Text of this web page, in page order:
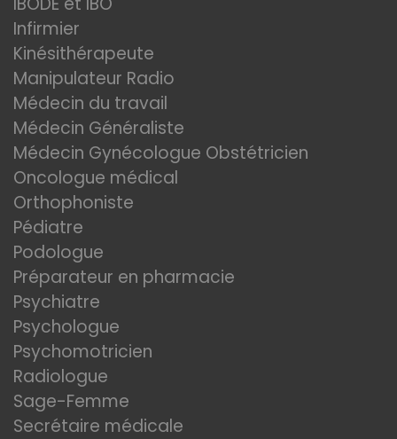
Infirmier
Kinésithérapeute
Manipulateur Radio
Médecin du travail
Médecin Généraliste
Médecin Gynécologue Obstétricien
Oncologue médical
Orthophoniste
Pédiatre
Podologue
Préparateur en pharmacie
Psychiatre
Psychologue
Psychomotricien
Radiologue
Sage-Femme
Secrétaire médicale